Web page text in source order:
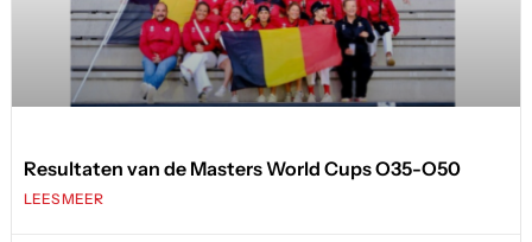
Resultaten van de Masters World Cups O35-O50
LEES MEER